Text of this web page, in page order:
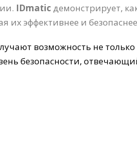
IDmatic демонстрирует,
их эффективнее и
возможность не только
безопасности,